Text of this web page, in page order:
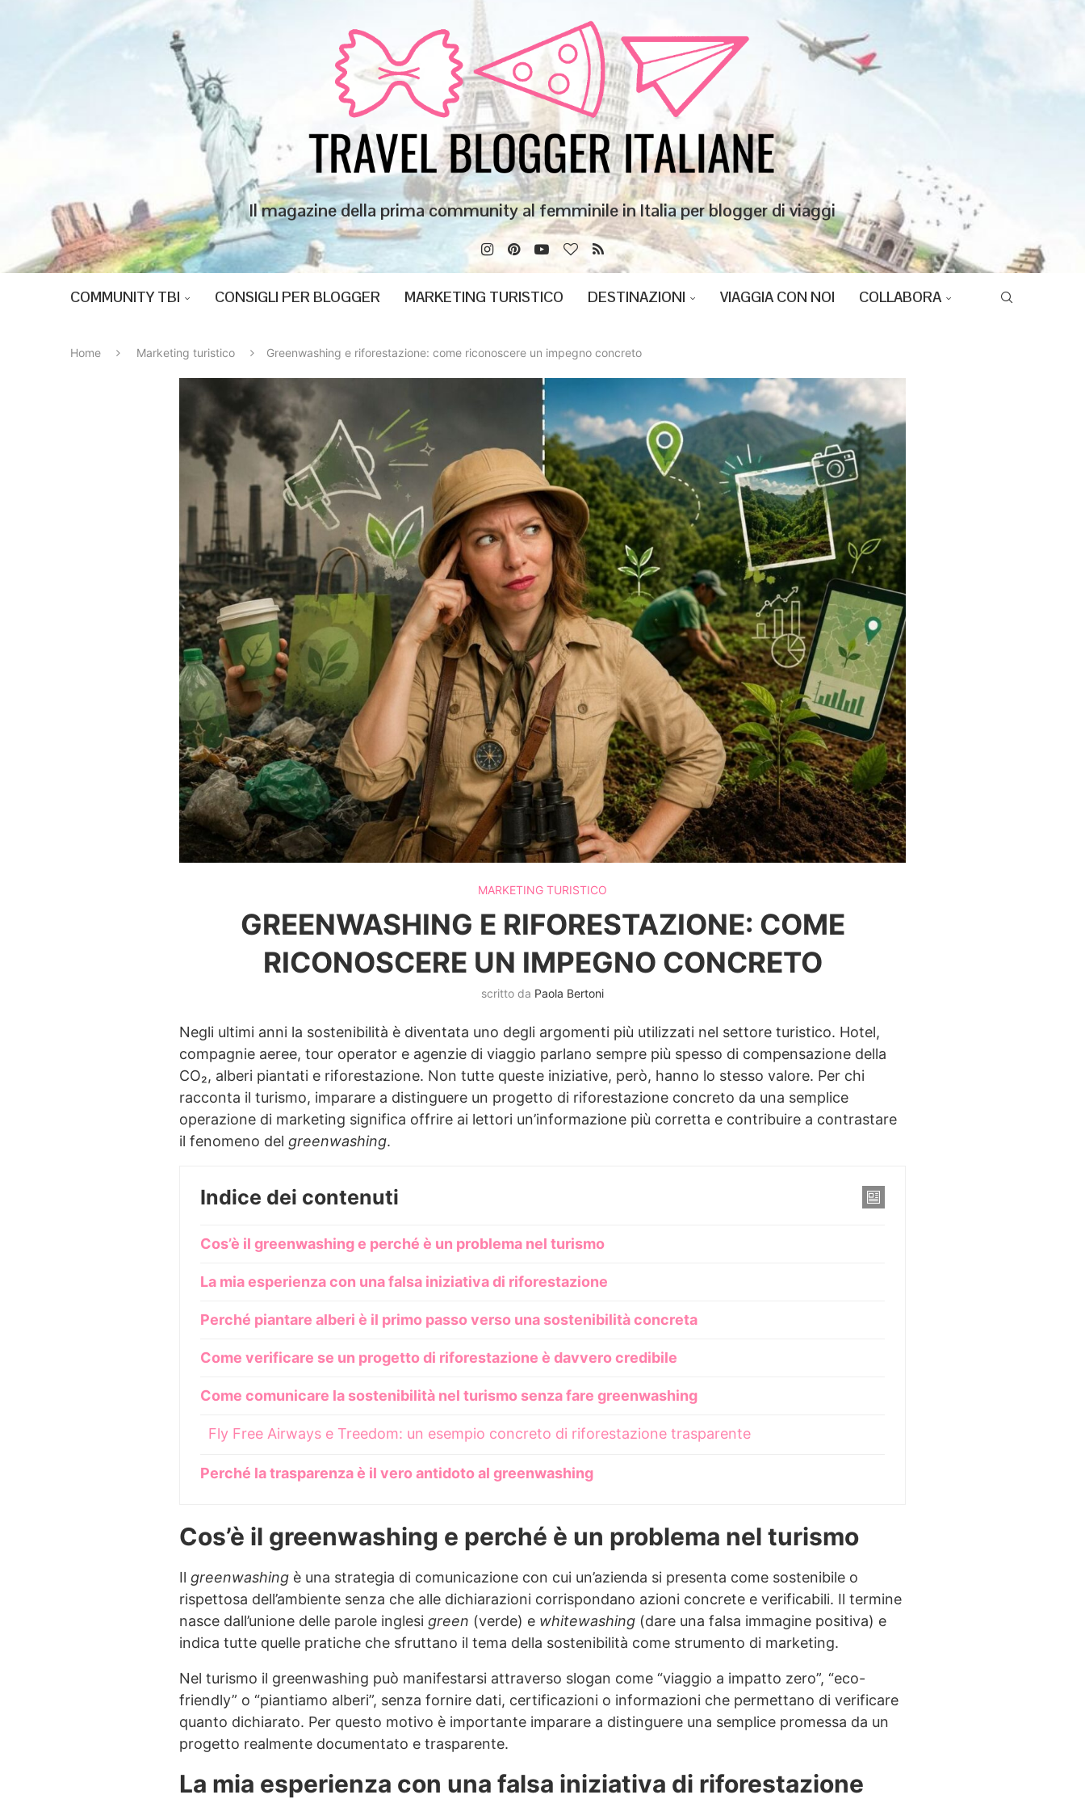
Il magazine della prima community al femminile in Italia per blogger di viaggi
COMMUNITY TBI CONSIGLI PER BLOGGER MARKETING TURISTICO DESTINAZIONI VIAGGIA CON NOI COLLABORA
Home Marketing turistico Greenwashing e riforestazione: come riconoscere un impegno concreto
MARKETING TURISTICO
GREENWASHING E RIFORESTAZIONE: COME
RICONOSCERE UN IMPEGNO CONCRETO
scritto da Paola Bertoni
Negli ultimi anni la sostenibilità è diventata uno degli argomenti più utilizzati nel settore turistico. Hotel,
compagnie aeree, tour operator e agenzie di viaggio parlano sempre più spesso di compensazione della
CO₂, alberi piantati e riforestazione. Non tutte queste iniziative, però, hanno lo stesso valore. Per chi
racconta il turismo, imparare a distinguere un progetto di riforestazione concreto da una semplice
operazione di marketing significa offrire ai lettori un’informazione più corretta e contribuire a contrastare
il fenomeno del greenwashing.
Indice dei contenuti
Cos’è il greenwashing e perché è un problema nel turismo
La mia esperienza con una falsa iniziativa di riforestazione
Perché piantare alberi è il primo passo verso una sostenibilità concreta
Come verificare se un progetto di riforestazione è davvero credibile
Come comunicare la sostenibilità nel turismo senza fare greenwashing
Fly Free Airways e Treedom: un esempio concreto di riforestazione trasparente
Perché la trasparenza è il vero antidoto al greenwashing
Cos’è il greenwashing e perché è un problema nel turismo
Il greenwashing è una strategia di comunicazione con cui un’azienda si presenta come sostenibile o
rispettosa dell’ambiente senza che alle dichiarazioni corrispondano azioni concrete e verificabili. Il termine
nasce dall’unione delle parole inglesi green (verde) e whitewashing (dare una falsa immagine positiva) e
indica tutte quelle pratiche che sfruttano il tema della sostenibilità come strumento di marketing.
Nel turismo il greenwashing può manifestarsi attraverso slogan come “viaggio a impatto zero”, “eco-
friendly” o “piantiamo alberi”, senza fornire dati, certificazioni o informazioni che permettano di verificare
quanto dichiarato. Per questo motivo è importante imparare a distinguere una semplice promessa da un
progetto realmente documentato e trasparente.
La mia esperienza con una falsa iniziativa di riforestazione